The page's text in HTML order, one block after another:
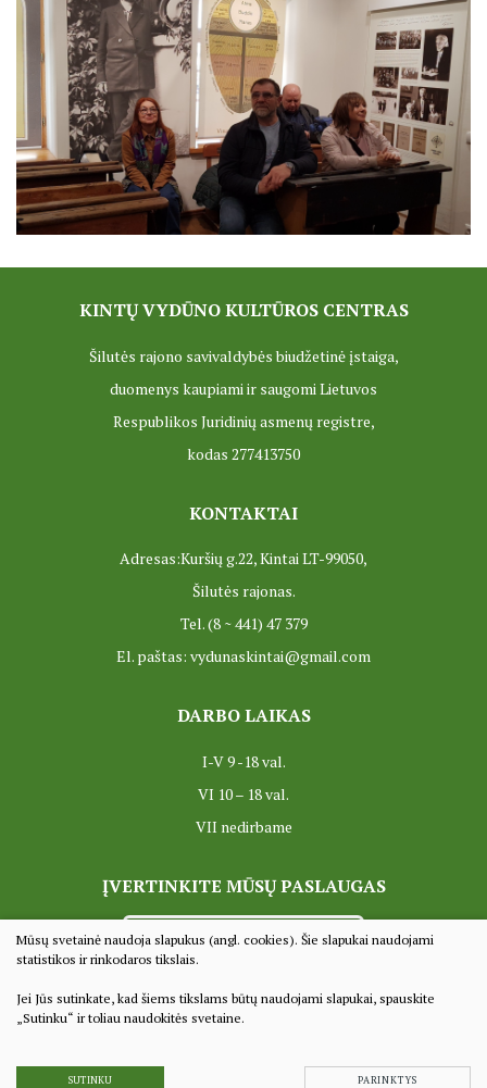
ES projektas GENIUS LOCI. Vydūno suolelio projektas
ES projektas GENIUS LOCI. Projekto idėja
ES projektas GENIUS LOCI. Partnerių susitikimas
ES Projektas GENIUS LOCI. Tarptautinis muziejų projektas
Projektai
KINTŲ VYDŪNO KULTŪROS CENTRAS
Šilutės rajono savivaldybės biudžetinė įstaiga,
duomenys kaupiami ir saugomi Lietuvos
Respublikos Juridinių asmenų registre,
kodas 277413750
KONTAKTAI
Adresas:Kuršių g.22, Kintai LT-99050,
Šilutės rajonas.
Tel. (8 ~ 441) 47 379
El. paštas: vydunaskintai@gmail.com
DARBO LAIKAS
I-V 9 -18 val.
VI 10 – 18 val.
VII nedirbame
ĮVERTINKITE MŪSŲ PASLAUGAS
VERTINTI
© 2022 Visos teisės saugomos
TEXUS
Mūsų svetainė naudoja slapukus (angl. cookies). Šie slapukai naudojami
statistikos ir rinkodaros tikslais.
Jei Jūs sutinkate, kad šiems tikslams būtų naudojami slapukai, spauskite
„Sutinku“ ir toliau naudokitės svetaine.
SUTINKU PARINKTYS